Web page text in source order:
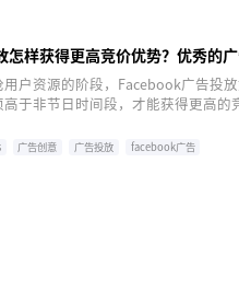
样获得更高竞价优势？优秀的广
户资源的阶段，Facebook广告投
于非节日时间段，才能获得更高的
广告创意 广告投放
facebook广告